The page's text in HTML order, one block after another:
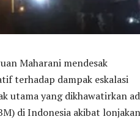
Maharani mendesak
terhadap dampak eskalasi
utama yang dikhawatirkan
di Indonesia akibat lonjakan